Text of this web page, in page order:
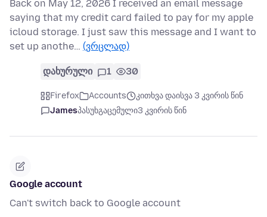
Back on May 12, 2026 I received an email message
saying that my credit card failed to pay for my apple
icloud storage. I just saw this message and I want to
set up anothe… (ვრცლად)
დახურული 1 30
Firefox Accounts
კითხვა დაისვა 3 კვირის წინ
Jamesპასუხგაცემული3 კვირის წინ
Google account
Can't switch back to Google account